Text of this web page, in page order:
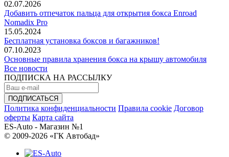
02.07.2026
Добавить отпечаток пальца для открытия бокса Enroad
Nomadix Pro
15.05.2024
Бесплатная установка боксов и багажников!
07.10.2023
Основные правила хранения бокса на крышу автомобиля
Все новости
ПОДПИСКА НА РАССЫЛКУ
Политика конфиденциальности Правила cookie Договор
оферты Карта сайта
ES-Auto - Магазин №1
© 2009-2026 «ГК Автобад»